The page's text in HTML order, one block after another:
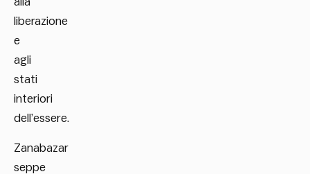
liberazione
e
agli
stati
interiori
dell’essere.
Zanabazar
seppe